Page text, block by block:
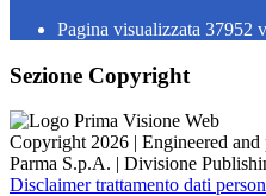
Pagina visualizzata 37952
Sezione Copyright
Copyright 2026 | Engineered
Parma S.p.A. | Divisione
Disclaimer trattamento dati